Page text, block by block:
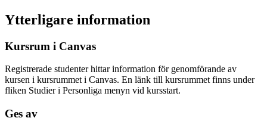
Ytterligare information
Kursrum i Canvas
Registrerade studenter hittar information för genomförande av
kursen i kursrummet i Canvas. En länk till kursrummet finns under
fliken Studier i Personliga menyn vid kursstart.
Ges av